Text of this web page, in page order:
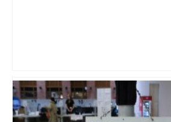
Près de Toulouse : dans cette zone
économique, un axe majeur va